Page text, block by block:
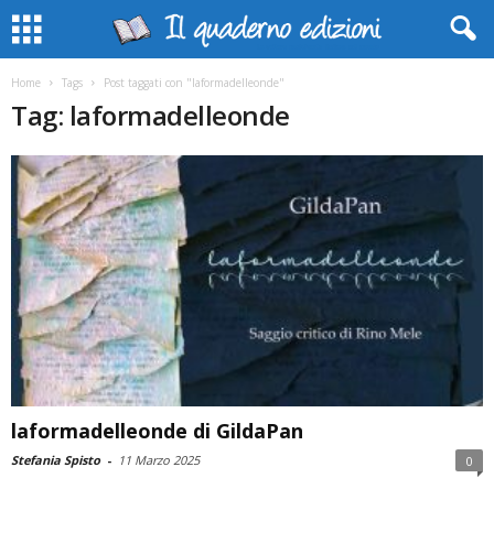
Home Tags Post taggati con "laformadelleonde"
Tag: laformadelleonde
laformadelleonde di GildaPan
Stefania Spisto - 11 Marzo 2025 0